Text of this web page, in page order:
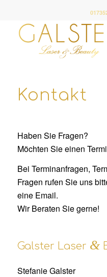
Kontakt
Haben Sie Fragen?
Möchten Sie einen
Bei Terminanfragen,
Fragen rufen Sie uns
eine Email.
Wir Beraten Sie gerne!
Galster Laser &
Stefanie Galster